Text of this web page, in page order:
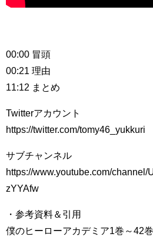
00:00 冒頭
00:21 理由
11:12 まとめ
Twitterアカウント
https://twitter.com/tomy46_yukkuri​​​​
サブチャンネル
https://www.youtube.com/
zYYAfw
・参考資料＆引用
僕のヒーローアカデミア1巻～42